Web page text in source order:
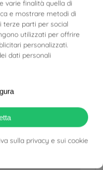
Bianco 18kt
varie finalità quella di
e mostrare metodi di
terze parti per social
utilizzati per offrire
personalizzati.
dati personali
sulla privacy e sui cookie